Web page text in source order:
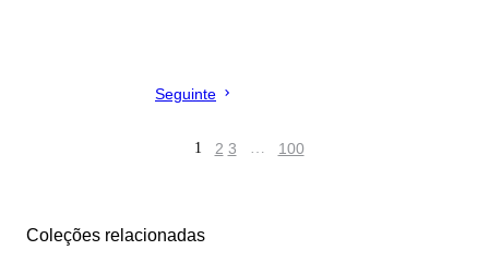
Seguinte
1 2 3 … 100
Coleções relacionadas